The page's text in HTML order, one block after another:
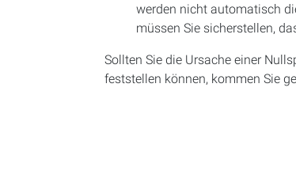
werden nicht automatisch
müssen Sie sicherstellen,
Sollten Sie die Ursache einer
feststellen können, kommen Sie